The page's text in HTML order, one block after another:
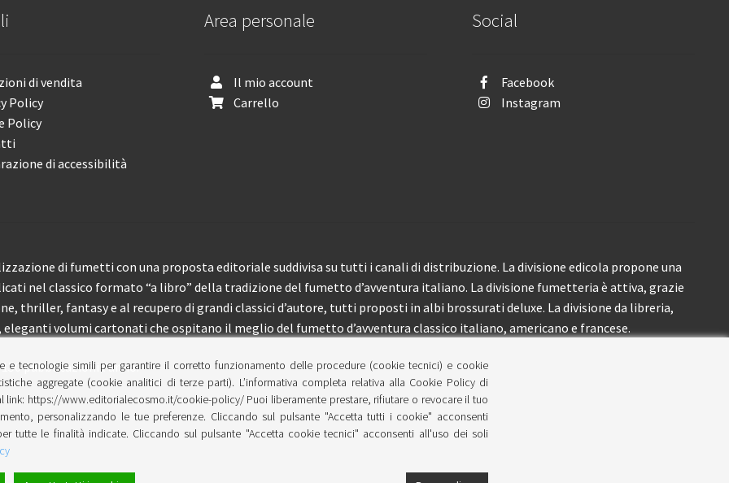
di vendita
Policy
Policy
di accessibilità
Area personale
Il mio account
Carrello
Social
Facebook
Instagram
di fumetti con una proposta editoriale suddivisa su tutti i canali di distribuzione. La divisione edicola propone una
nel classico formato “a libro” della tradizione del fumetto d’avventura italiano. La divisione fumetteria è attiva, grazie
thriller, fantasy e al recupero di grandi classici d’autore, tutti proposti in albi brossurati deluxe. La divisione da libreria,
volumi cartonati che ospitano il meglio del fumetto d’avventura classico italiano, americano e francese.
pubblicazioni l’anno.
e tecnologie simili per garantire il corretto funzionamento delle procedure (cookie tecnici) e cookie
aggregate (cookie analitici di terze parti). L’informativa completa relativa alla Cookie Policy di
link: https://www.editorialecosmo.it/cookie-policy/ Puoi liberamente prestare, rifiutare o revocare il tuo
personalizzando le tue preferenze. Cliccando sul pulsante "Accetta tutti i cookie" acconsenti
tutte le finalità indicate. Cliccando sul pulsante "Accetta cookie tecnici" acconsenti all'uso dei soli